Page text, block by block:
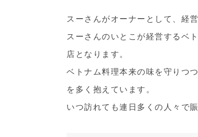
スーさんがオーナーとして、経
スーさんのいとこが経営するベ
店となります。
ベトナム料理本来の味を守りつ
を多く抱えています。
いつ訪れても連日多くの人々で